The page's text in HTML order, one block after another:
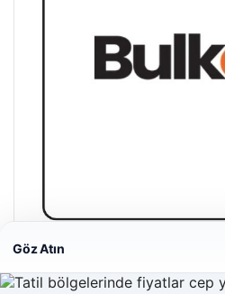
Bulkoon Toptan Ayakkabı
03/05/2026
Göz Atın